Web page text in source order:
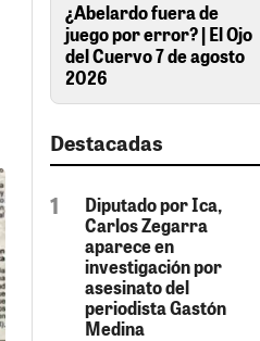
¿Abelardo fuera de
juego por error? | El Ojo
del Cuervo 7 de agosto
2026
Destacadas
Diputado por Ica,
Carlos Zegarra
aparece en
investigación por
asesinato del
periodista Gastón
Medina